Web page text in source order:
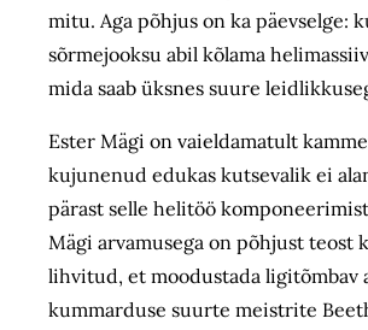
mitu. Aga põhjus on ka päevselge:
sõrmejooksu abil kõlama
mida saab üksnes suure
Ester Mägi on vaieldamatult
kujunenud edukas kutsevalik ei
pärast selle helitöö
Mägi arvamusega on põhjust teost
lihvitud, et moodustada ligitõmbav
kummarduse suurte meistrite